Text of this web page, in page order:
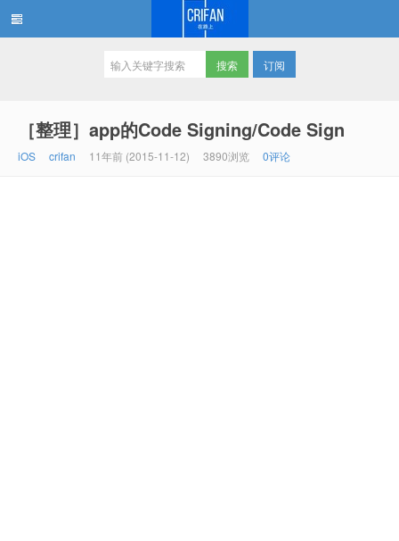
订阅
［整理］app的Code Signing/Code Sign
iOS crifan 11年前 (2015-11-12) 3890浏览 0评论